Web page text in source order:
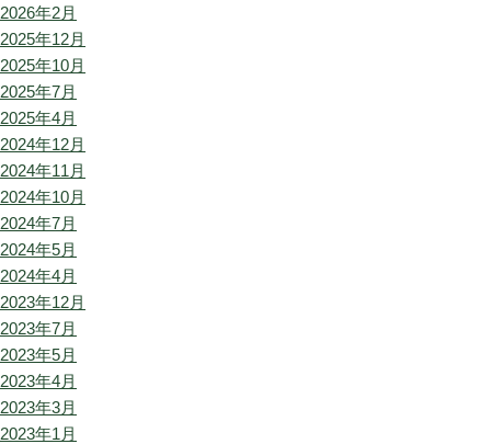
2026年2月
2025年12月
2025年10月
2025年7月
2025年4月
2024年12月
2024年11月
2024年10月
2024年7月
2024年5月
2024年4月
2023年12月
2023年7月
2023年5月
2023年4月
2023年3月
2023年1月